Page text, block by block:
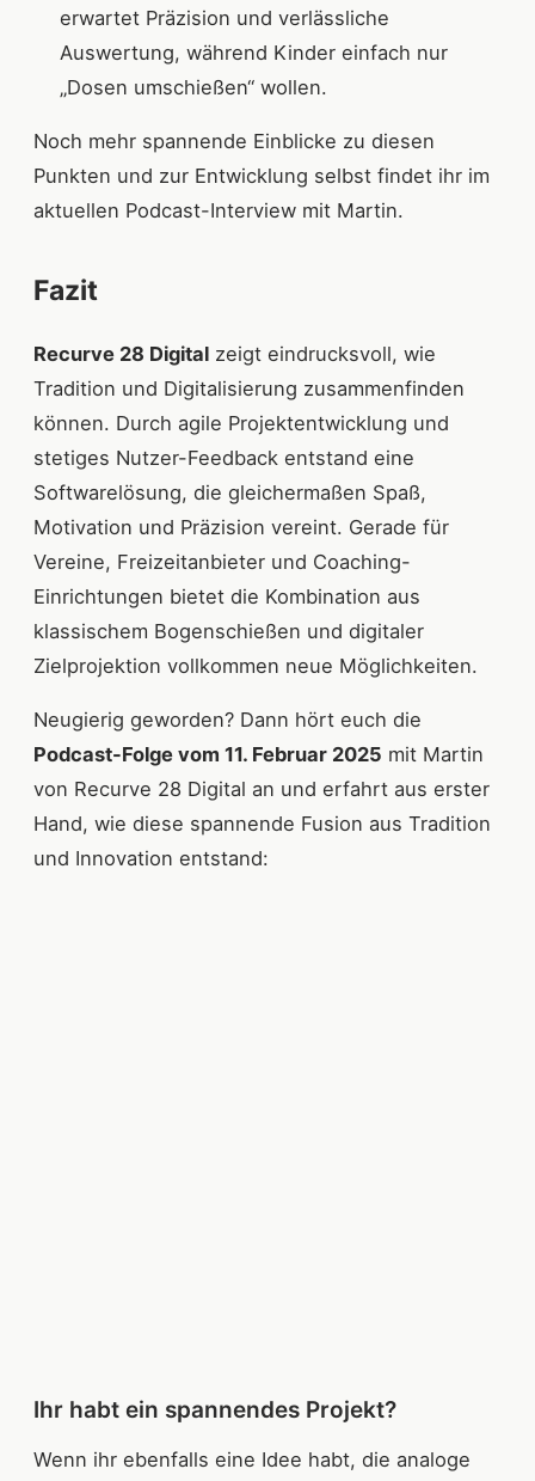
erwartet Präzision und verlässliche
Auswertung, während Kinder einfach nur
„Dosen umschießen“ wollen.
Noch mehr spannende Einblicke zu diesen
Punkten und zur Entwicklung selbst findet ihr im
aktuellen Podcast-Interview mit Martin.
Fazit
Recurve 28 Digital zeigt eindrucksvoll, wie
Tradition und Digitalisierung zusammenfinden
können. Durch agile Projektentwicklung und
stetiges Nutzer-Feedback entstand eine
Softwarelösung, die gleichermaßen Spaß,
Motivation und Präzision vereint. Gerade für
Vereine, Freizeitanbieter und Coaching-
Einrichtungen bietet die Kombination aus
klassischem Bogenschießen und digitaler
Zielprojektion vollkommen neue Möglichkeiten.
Neugierig geworden? Dann hört euch die
Podcast-Folge vom 11. Februar 2025 mit Martin
von Recurve 28 Digital an und erfahrt aus erster
Hand, wie diese spannende Fusion aus Tradition
und Innovation entstand:
Ihr habt ein spannendes Projekt?
Wenn ihr ebenfalls eine Idee habt, die analoge